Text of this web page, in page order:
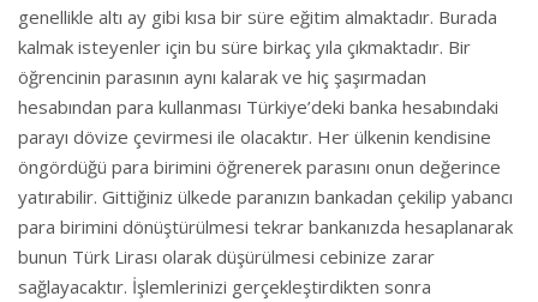
genellikle altı ay gibi kısa bir süre eğitim almaktadır. Burada
kalmak isteyenler için bu süre birkaç yıla çıkmaktadır. Bir
öğrencinin parasının aynı kalarak ve hiç şaşırmadan
hesabından para kullanması Türkiye’deki banka hesabındaki
parayı dövize çevirmesi ile olacaktır. Her ülkenin kendisine
öngördüğü para birimini öğrenerek parasını onun değerince
yatırabilir. Gittiğiniz ülkede paranızın bankadan çekilip yabancı
para birimini dönüştürülmesi tekrar bankanızda hesaplanarak
bunun Türk Lirası olarak düşürülmesi cebinize zarar
sağlayacaktır. İşlemlerinizi gerçekleştirdikten sonra